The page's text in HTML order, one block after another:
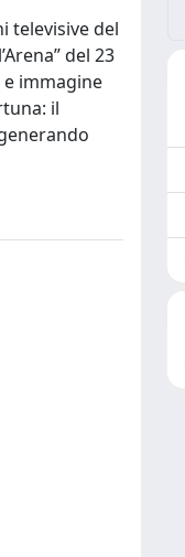
televisive del
del 23
immagine
il